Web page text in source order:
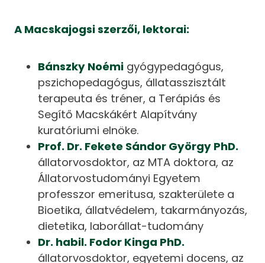
A Macskajogsi szerzői, lektorai:
Bánszky Noémi gyógypedagógus,
pszichopedagógus, állatasszisztált
terapeuta és tréner, a Terápiás és
Segítő Macskákért Alapítvány
kuratóriumi elnöke.
Prof. Dr. Fekete Sándor György PhD.
állatorvosdoktor, az MTA doktora, az
Állatorvostudományi Egyetem
professzor emeritusa, szakterülete a
Bioetika, állatvédelem, takarmányozás,
dietetika, laborállat-tudomány
Dr. habil. Fodor Kinga PhD.
állatorvosdoktor, egyetemi docens, az